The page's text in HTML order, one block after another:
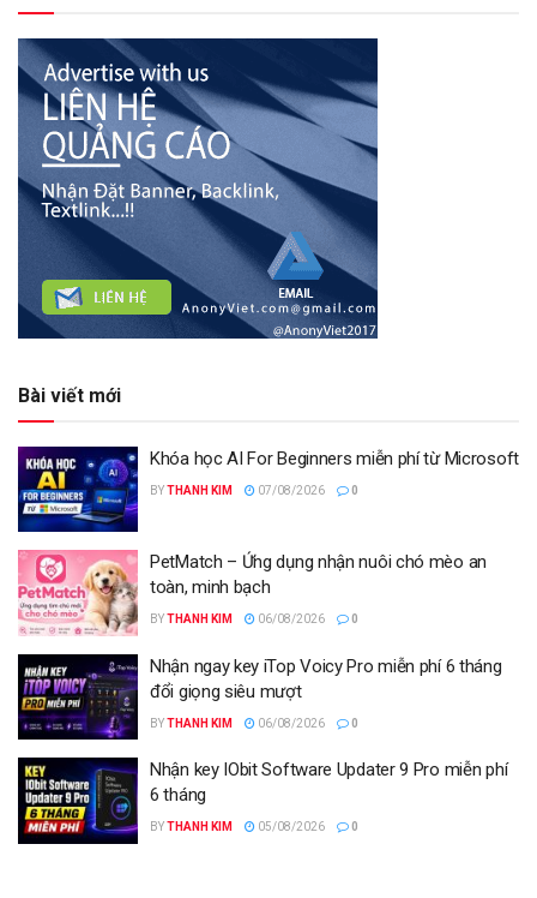
Bài viết mới
Khóa học AI For Beginners miễn phí từ Microsoft
BYTHANH KIM 07/08/2026 0
PetMatch – Ứng dụng nhận nuôi chó mèo an
toàn, minh bạch
BYTHANH KIM 06/08/2026 0
Nhận ngay key iTop Voicy Pro miễn phí 6 tháng
đổi giọng siêu mượt
BYTHANH KIM 06/08/2026 0
Nhận key IObit Software Updater 9 Pro miễn phí
6 tháng
BYTHANH KIM 05/08/2026 0